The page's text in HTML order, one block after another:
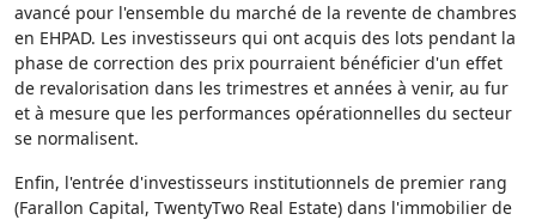
avancé pour l'ensemble du marché de la revente de chambres
en EHPAD. Les investisseurs qui ont acquis des lots pendant la
phase de correction des prix pourraient bénéficier d'un effet
de revalorisation dans les trimestres et années à venir, au fur
et à mesure que les performances opérationnelles du secteur
se normalisent.
Enfin, l'entrée d'investisseurs institutionnels de premier rang
(Farallon Capital, TwentyTwo Real Estate) dans l'immobilier de